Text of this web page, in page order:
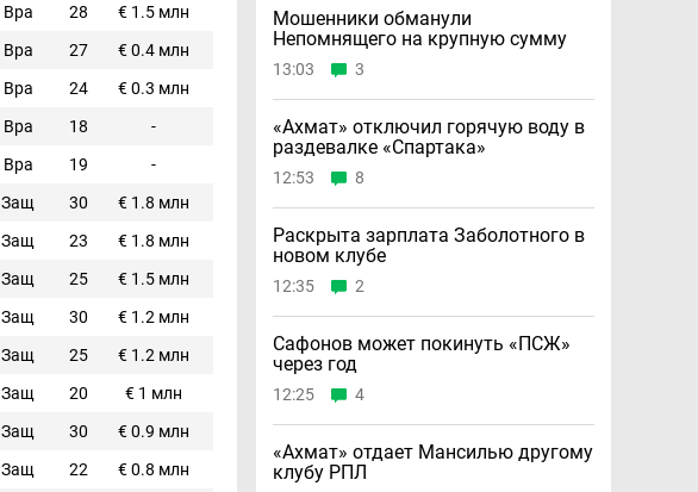
Вра 28
€ 1.5 млн
Вра 27
€ 0.4 млн
Вра 24
€ 0.3 млн
Вра 18
-
Вра 19
-
Защ 30
€ 1.8 млн
Защ 23
€ 1.8 млн
Защ 25
€ 1.5 млн
Защ 30
€ 1.2 млн
Защ 25
€ 1.2 млн
Защ 20
€ 1 млн
Защ 30
€ 0.9 млн
Защ 22
€ 0.8 млн
Мошенники обманули
Непомнящего на крупную сумму
13:03 3
«Ахмат» отключил горячую воду в
раздевалке «Спартака»
12:53 8
Раскрыта зарплата Заболотного в
новом клубе
12:35 2
Сафонов может покинуть «ПСЖ»
через год
12:25 4
«Ахмат» отдает Мансилью другому
клубу РПЛ